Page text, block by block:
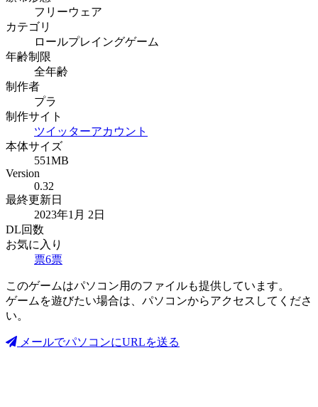
フリーウェア
カテゴリ
ロールプレイングゲーム
年齢制限
全年齢
制作者
プラ
制作サイト
ツイッターアカウント
本体サイズ
551MB
Version
0.32
最終更新日
2023年1月 2日
DL回数
お気に入り
票6票
このゲームはパソコン用のファイルも提供しています。
ゲームを遊びたい場合は、パソコンからアクセスしてくださ
い。
メールでパソコンにURLを送る